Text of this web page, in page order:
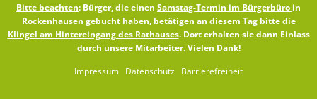
Bitte beachten: Bürger, die einen Samstag-Termin im Bürgerbüro in
Rockenhausen gebucht haben, betätigen an diesem Tag bitte die
Klingel am Hintereingang des Rathauses. Dort erhalten sie dann Einlass
durch unsere Mitarbeiter. Vielen Dank!
Impressum Datenschutz Barrierefreiheit